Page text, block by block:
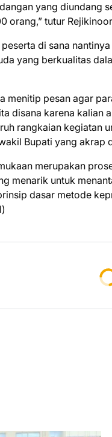
yang diundang
orang,” tutur Rejikinoor
di sana
yang berkualitas
menitip pesan agar
disana karena
rangkaian kegiatan
Bupati yang akrap
merupakan
menarik untuk
dasar metode